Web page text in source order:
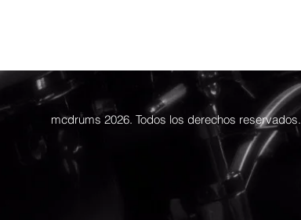
mcdrums 2026. Todos los derechos reservados.